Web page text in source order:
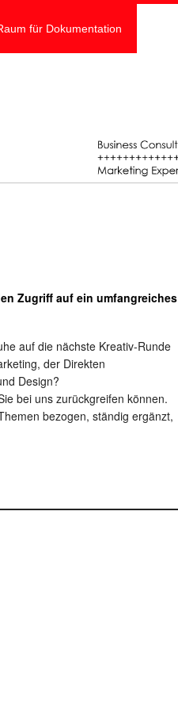
für Dokumentation
Zugriff auf ein umfangreiches
auf die nächste Kreativ-Runde
der Direkten
Design?
bei uns zurückgreifen können.
bezogen, ständig ergänzt,